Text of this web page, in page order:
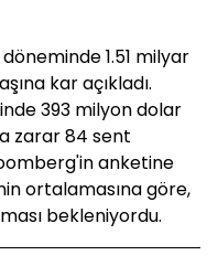
1.51 milyar
kar açıkladı.
393 milyon dolar
zarar 84 sent
anketine
ortalamasına göre,
bekleniyordu.